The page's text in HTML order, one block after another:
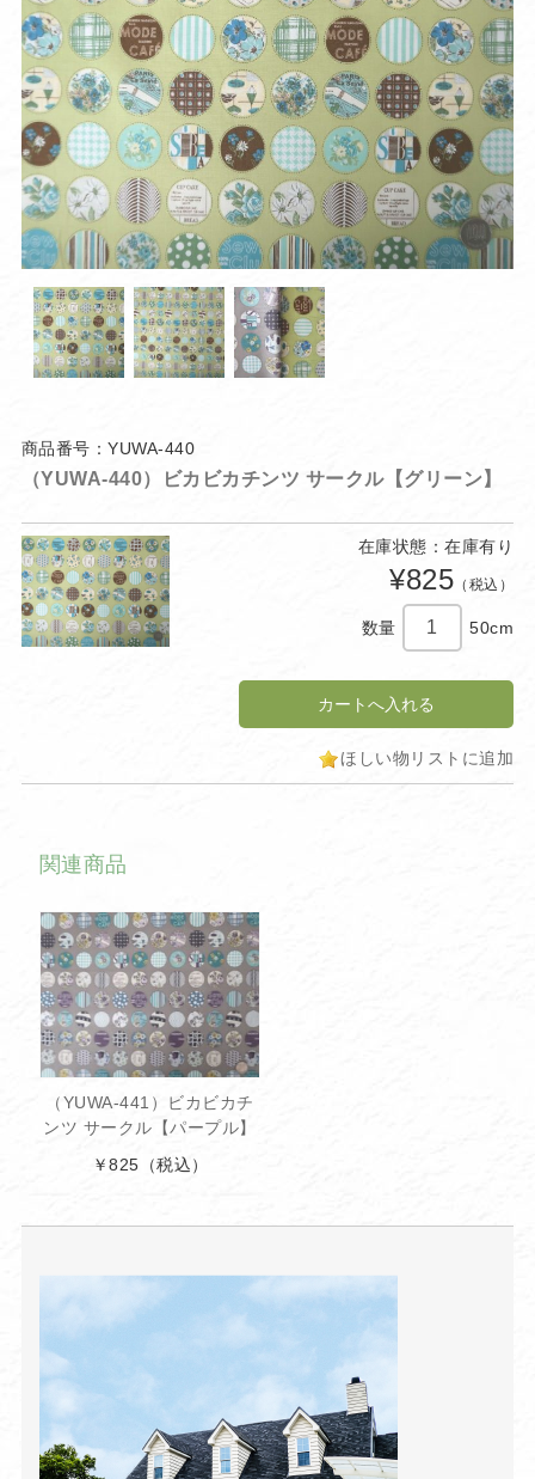
商品番号：YUWA-440
（YUWA-440）ビカビカチンツ サークル【グリーン】
在庫状態：在庫有り
¥825 （税込）
数量 50cm
ほしい物リストに追加
関連商品
（YUWA-441）ビカビカチ
ンツ サークル【パープル】
￥825 （税込）